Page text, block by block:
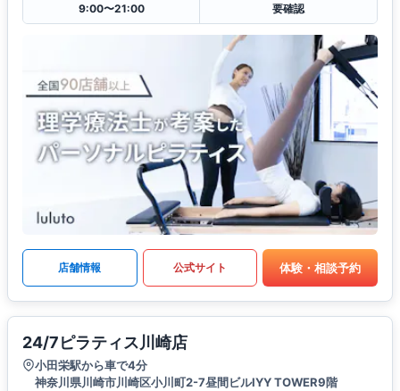
9:00〜21:00
要確認
店舗情報 公式サイト 体験・相談予約
24/7ピラティス川崎店
小田栄駅から車で4分
神奈川県川崎市川崎区小川町2-7昼間ビルIYY TOWER9階